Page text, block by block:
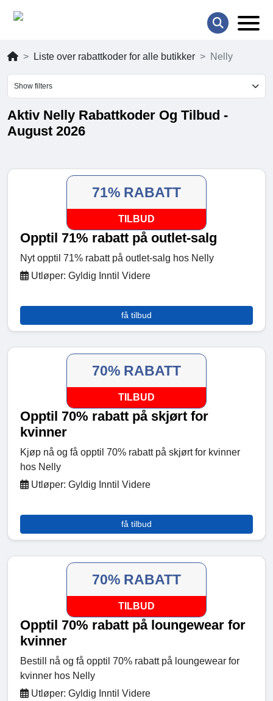
Liste over rabattkoder for alle butikker Nelly
Show filters
Aktiv Nelly Rabattkoder Og Tilbud -
August 2026
71% RABATT
TILBUD
Opptil 71% rabatt på outlet-salg
Nyt opptil 71% rabatt på outlet-salg hos Nelly
Utløper: Gyldig Inntil Videre
få tilbud
70% RABATT
TILBUD
Opptil 70% rabatt på skjørt for
kvinner
Kjøp nå og få opptil 70% rabatt på skjørt for kvinner
hos Nelly
Utløper: Gyldig Inntil Videre
få tilbud
70% RABATT
TILBUD
Opptil 70% rabatt på loungewear for
kvinner
Bestill nå og få opptil 70% rabatt på loungewear for
kvinner hos Nelly
Utløper: Gyldig Inntil Videre